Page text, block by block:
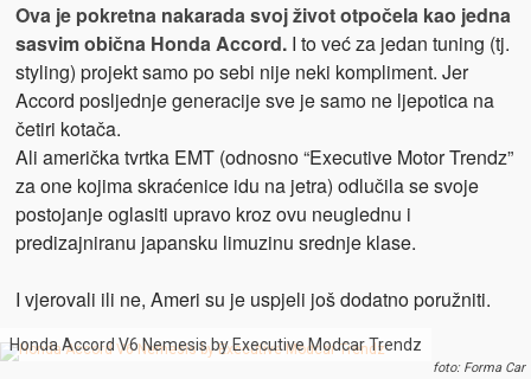
Ova je pokretna nakarada svoj život otpočela kao jedna
sasvim obična Honda Accord.I to već za jedan tuning (tj.
styling) projekt samo po sebi nije neki kompliment. Jer
Accord posljednje generacije sve je samo ne ljepotica na
četiri kotača.
Ali američka tvrtka EMT (odnosno “Executive Motor Trendz”
za one kojima skraćenice idu na jetra) odlučila se svoje
postojanje oglasiti upravo kroz ovu neuglednu i
predizajniranu japansku limuzinu srednje klase.
I vjerovali ili ne, Ameri su je uspjeli još dodatno poružniti.
Honda Accord V6 Nemesis by Executive Modcar Trendz
foto: Forma Car